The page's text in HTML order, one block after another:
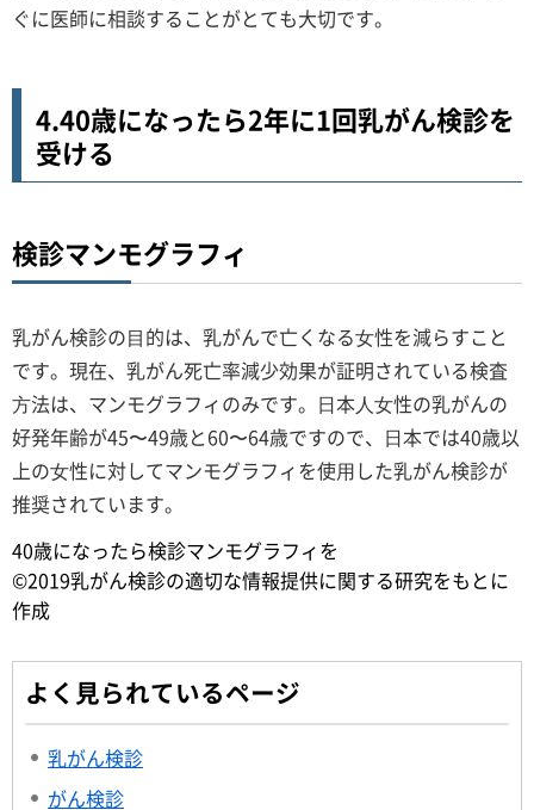
ぐに医師に相談することがとても大切です。
4.40歳になったら2年に1回乳がん検診を
受ける
検診マンモグラフィ
乳がん検診の⽬的は、乳がんで亡くなる⼥性を減らすこと
です。現在、乳がん死亡率減少効果が証明されている検査
⽅法は、マンモグラフィのみです。⽇本⼈⼥性の乳がんの
好発年齢が45〜49歳と60〜64歳ですので、⽇本では40歳以
上の⼥性に対してマンモグラフィを使⽤した乳がん検診が
推奨されています。
40歳になったら検診マンモグラフィを
©2019乳がん検診の適切な情報提供に関する研究をもとに
作成
よく見られているページ
乳がん検診
がん検診